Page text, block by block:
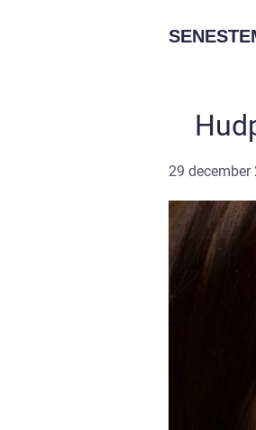
29 december